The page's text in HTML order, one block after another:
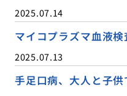
2025.07.14
マイコプラズマ血液
2025.07.13
手足口病、大人と子供